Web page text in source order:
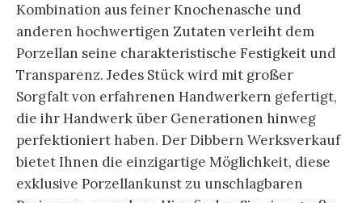
Kombination aus feiner Knochenasche und
anderen hochwertigen Zutaten verleiht dem
Porzellan seine charakteristische Festigkeit und
Transparenz. Jedes Stück wird mit großer
Sorgfalt von erfahrenen Handwerkern gefertigt,
die ihr Handwerk über Generationen hinweg
perfektioniert haben. Der Dibbern Werksverkauf
bietet Ihnen die einzigartige Möglichkeit, diese
exklusive Porzellankunst zu unschlagbaren